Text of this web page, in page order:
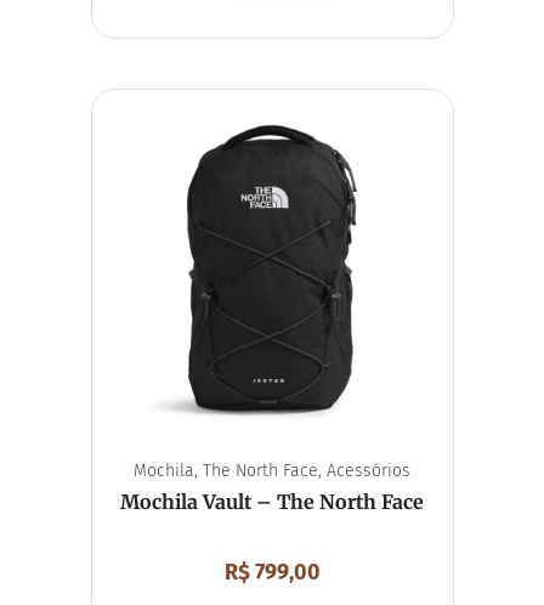
Mochila, The North Face, Acessórios
Mochila Vault – The North Face
R$799,00